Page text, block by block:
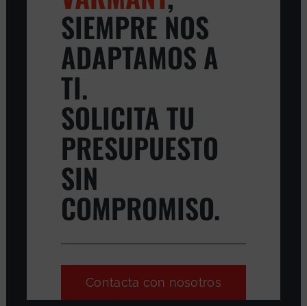
SIEMPRE NOS
ADAPTAMOS A
TI.
SOLICITA TU
PRESUPUESTO
SIN
COMPROMISO.
Contacta con nosotros